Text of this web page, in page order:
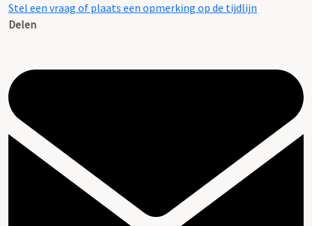
Stel een vraag of plaats een opmerking op de tijdlijn
Delen